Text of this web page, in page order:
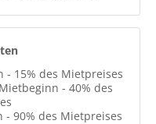
- 15% des Mietpreises
- 40% des
- 90% des Mietpreises